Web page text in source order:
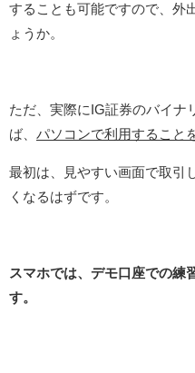
することも可能ですので、外
ょうか。
ただ、実際にIG証券のバイナ
ば、 パソコンで利用すること
最初は、見やすい画面で取引
くなるはずです。
スマホでは、デモ口座での練
す。